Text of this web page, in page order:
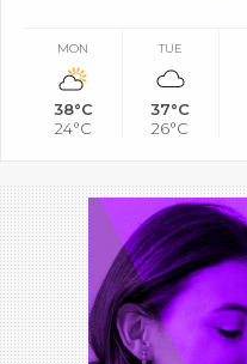
MON
38°C
24°C
TUE
37°C
26°C